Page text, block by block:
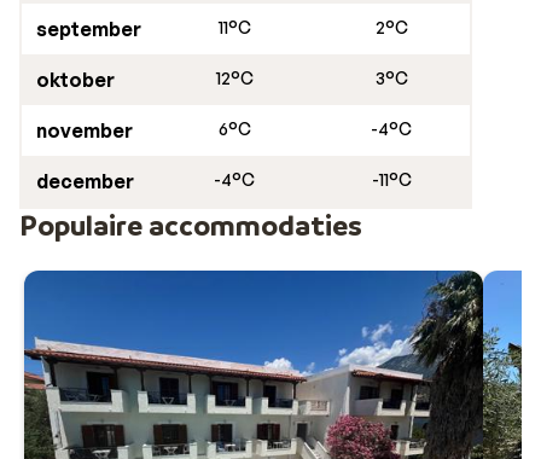
september 11°C 2°C
oktober 12°C 3°C
november 6°C -4°C
december -4°C -11°C
Populaire accommodaties